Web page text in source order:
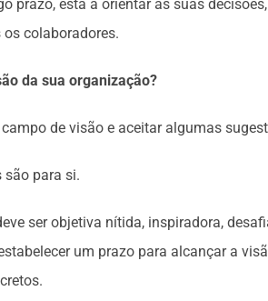
prazo, está a orientar as suas
colaboradores.
da sua organização?
de visão e aceitar algumas
são para si.
ser objetiva nítida, inspiradora,
um prazo para alcançar a